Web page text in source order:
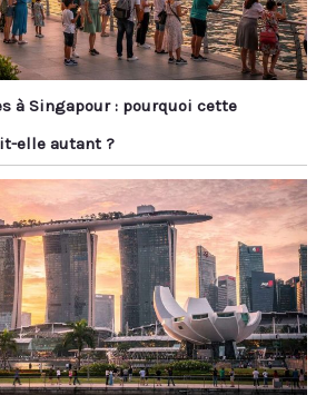
à Singapour : pourquoi cette
elle autant ?